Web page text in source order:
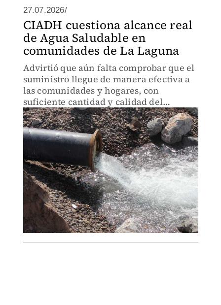
27.07.2026/
CIADH cuestiona alcance real
de Agua Saludable en
comunidades de La Laguna
Advirtió que aún falta comprobar que el
suministro llegue de manera efectiva a
las comunidades y hogares, con
suficiente cantidad y calidad del
recurso.